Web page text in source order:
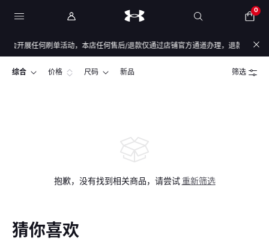
0
开展任何刷单活动，本店任何售后/退款仅通过店铺官方通道办理，退款均原
综合 价格 尺码 新品 筛选
抱歉，没有找到相关商品，请尝试 重新筛选
猜你喜欢